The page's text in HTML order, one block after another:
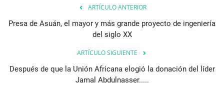
ARTÍCULO ANTERIOR
Presa de Asuán, el mayor y más grande proyecto de ingeniería
del siglo XX
ARTÍCULO SIGUIENTE
Después de que la Unión Africana elogió la donación del líder
Jamal Abdulnasser.....